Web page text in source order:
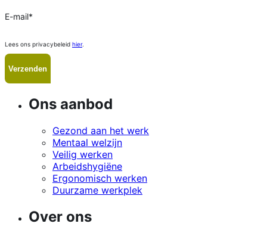
E-mail*
Lees ons privacybeleid hier.
Ons aanbod
Gezond aan het werk
Mentaal welzijn
Veilig werken
Arbeidshygiëne
Ergonomisch werken
Duurzame werkplek
Over ons